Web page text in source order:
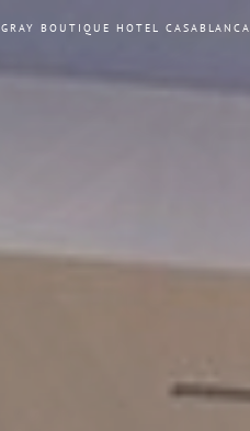
GRAY BOUTIQUE HOTEL CASABLANCA